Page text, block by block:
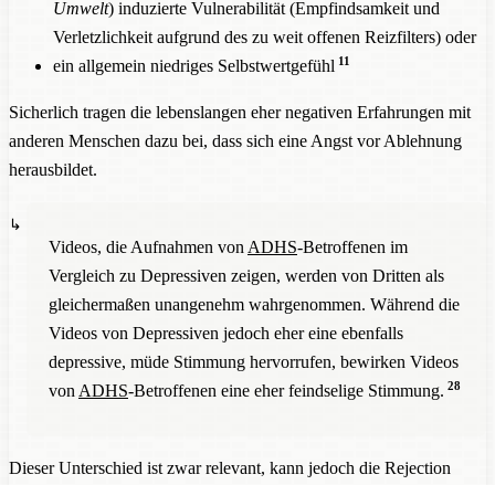
Umwelt) induzierte Vulnerabilität (Empfindsamkeit und
Verletzlichkeit aufgrund des zu weit offenen Reizfilters) oder
ein allgemein niedriges Selbstwertgefühl 11
Sicherlich tragen die lebenslangen eher negativen Erfahrungen mit
anderen Menschen dazu bei, dass sich eine Angst vor Ablehnung
herausbildet.
Videos, die Aufnahmen von ADHS-Betroffenen im
Vergleich zu Depressiven zeigen, werden von Dritten als
gleichermaßen unangenehm wahrgenommen. Während die
Videos von Depressiven jedoch eher eine ebenfalls
depressive, müde Stimmung hervorrufen, bewirken Videos
von ADHS-Betroffenen eine eher feindselige Stimmung. 28
Dieser Unterschied ist zwar relevant, kann jedoch die Rejection